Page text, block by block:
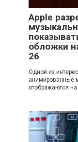
Apple
обложки
26
Одной из
анимированные
отображаются на